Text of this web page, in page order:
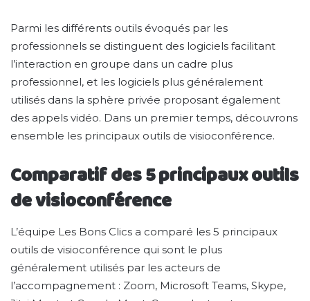
Parmi les différents outils évoqués par les
professionnels se distinguent des logiciels facilitant
l’interaction en groupe dans un cadre plus
professionnel, et les logiciels plus généralement
utilisés dans la sphère privée proposant également
des appels vidéo. Dans un premier temps, découvrons
ensemble les principaux outils de visioconférence.
Comparatif des 5 principaux outils
de visioconférence
L’équipe Les Bons Clics a comparé les 5 principaux
outils de visioconférence qui sont le plus
généralement utilisés par les acteurs de
l’accompagnement : Zoom, Microsoft Teams, Skype,